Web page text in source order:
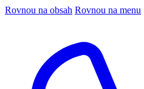
Rovnou na obsah Rovnou na menu